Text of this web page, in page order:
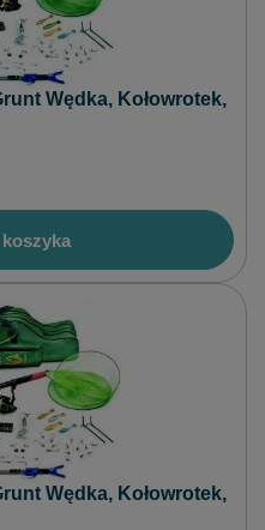
Wędka, Kołowrotek,
Wędka, Kołowrotek,